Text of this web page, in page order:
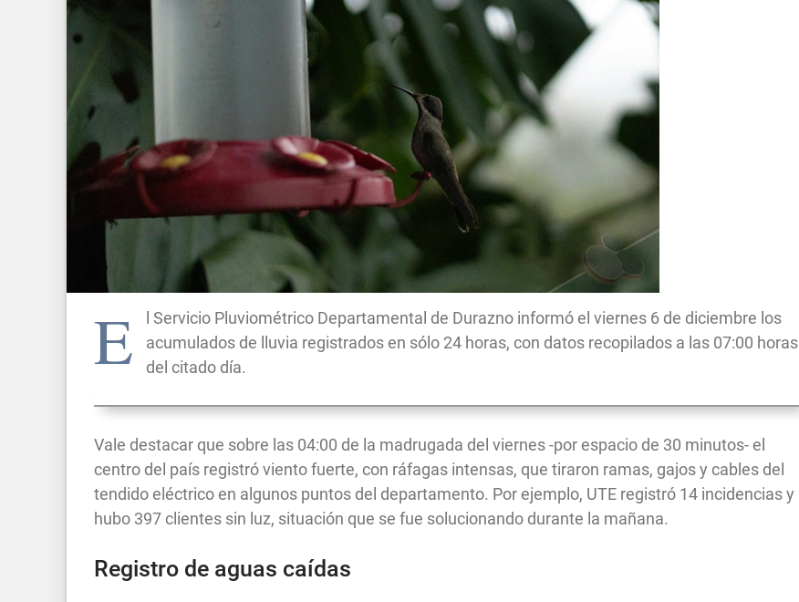
E
l Servicio Pluviométrico Departamental de Durazno informó el viernes 6 de diciembre los
acumulados de lluvia registrados en sólo 24 horas, con datos recopilados a las 07:00 horas
del citado día.
Vale destacar que sobre las 04:00 de la madrugada del viernes -por espacio de 30 minutos- el
centro del país registró viento fuerte, con ráfagas intensas, que tiraron ramas, gajos y cables del
tendido eléctrico en algunos puntos del departamento. Por ejemplo, UTE registró 14 incidencias y
hubo 397 clientes sin luz, situación que se fue solucionando durante la mañana.
Registro de aguas caídas